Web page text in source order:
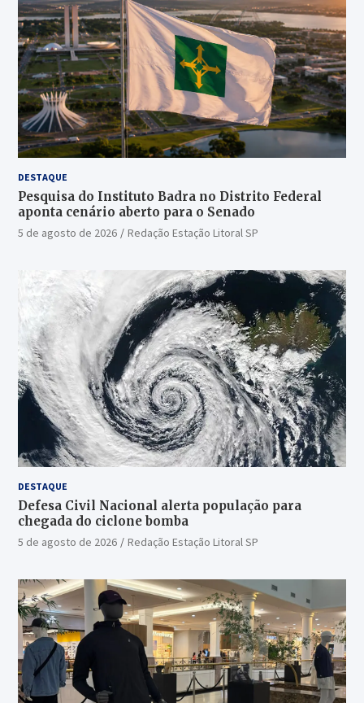
DESTAQUE
Pesquisa do Instituto Badra no Distrito Federal
aponta cenário aberto para o Senado
5 de agosto de 2026 Redação Estação Litoral SP
DESTAQUE
Defesa Civil Nacional alerta população para
chegada do ciclone bomba
5 de agosto de 2026 Redação Estação Litoral SP